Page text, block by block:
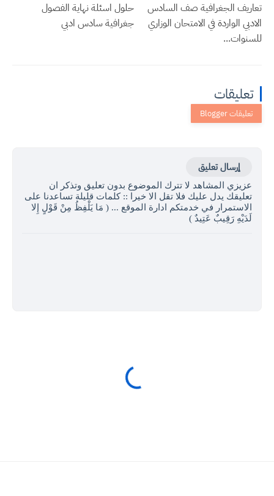
تعاريف الجغرافية صف السادس
الادبي الواردة في الامتحان الوزاري
للسنوات...
حلول اسئلة نهاية الفصول
جغرافية سادس ادبي
تعليقات
إرسال تعليق
عزيزي المشاهد لا تترك الموضوع بدون تعليق وتذكر ان
تعليقك يدل عليك فلا تقل الا خيرا :: كلمات قليلة تساعدنا على
الاستمرار في خدمتكم ادارة الموقع ... ( مَا يَلْفِظُ مِنْ قَوْلٍ إِلا
لَدَيْهِ رَقِيبٌ عَتِيدٌ )